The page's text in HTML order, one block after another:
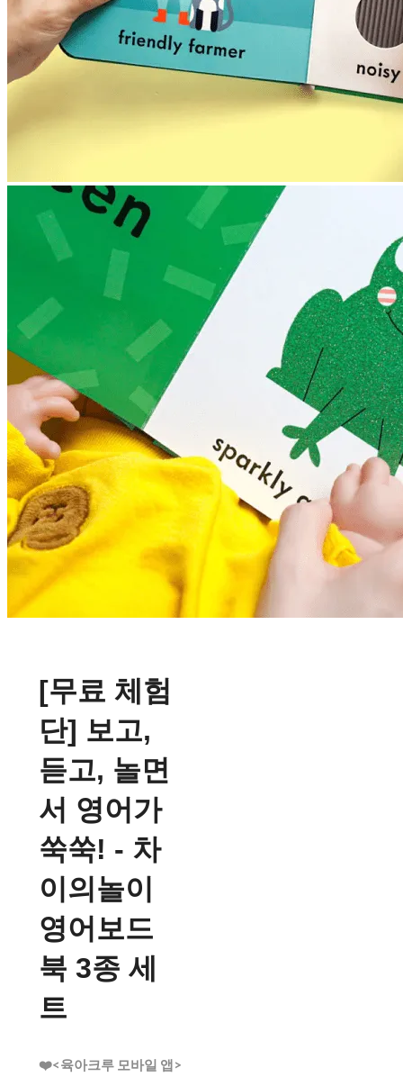
[무료 체험
단] 보고,
듣고, 놀면
서 영어가
쑥쑥! - 차
이의놀이
영어보드
북 3종 세
트
❤️<육아크루 모바일 앱>